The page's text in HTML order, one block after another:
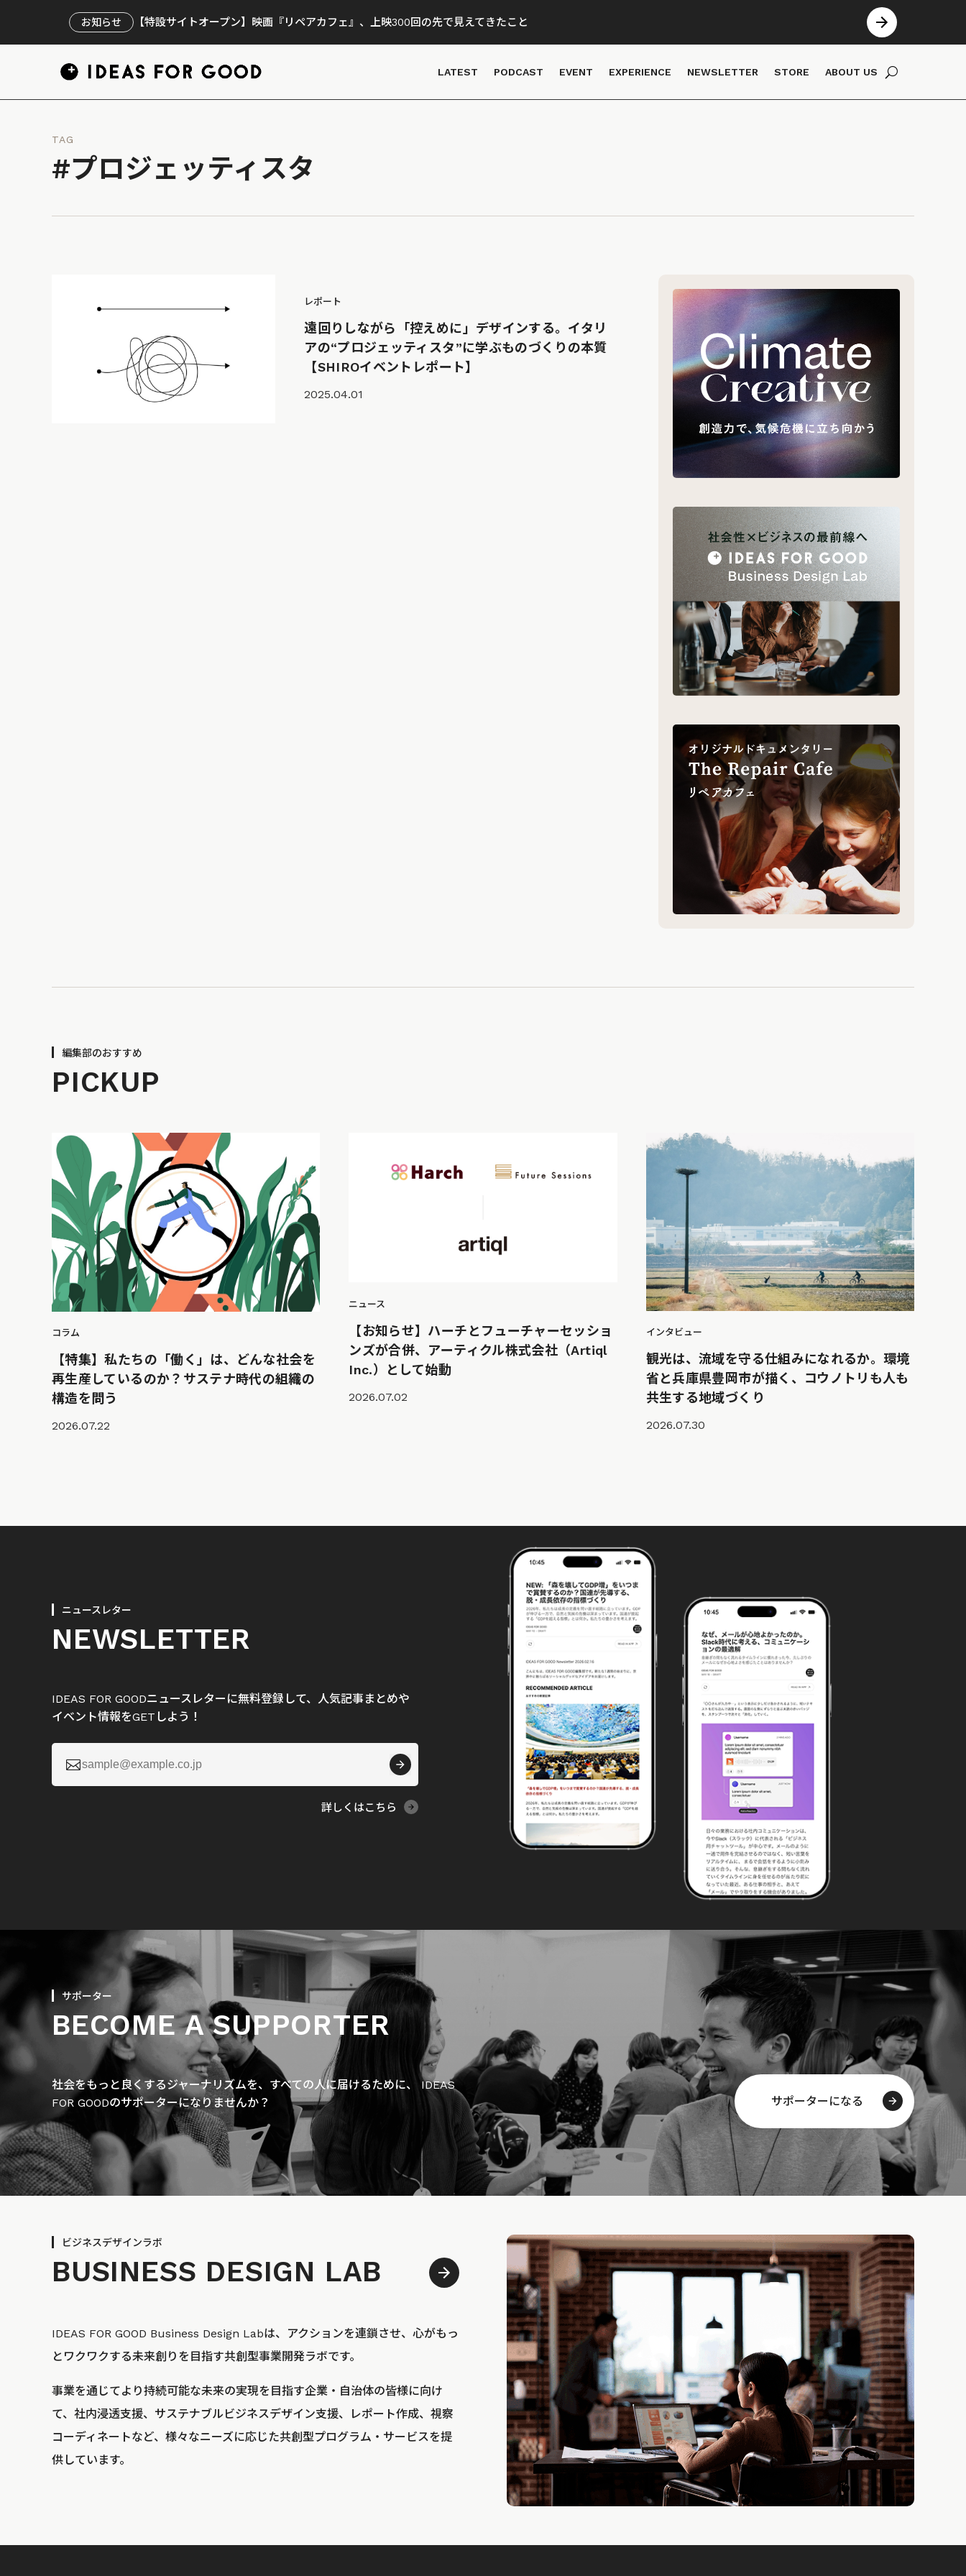
お知らせ 【特設サイトオープン】映画『リペアカフェ』、上映300回の先で見えてきたこと
LATEST PODCAST EVENT EXPERIENCE NEWSLETTER STORE ABOUT US
TAG
#プロジェッティスタ
レポート
遠回りしながら「控えめに」デザインする。イタリ
アの“プロジェッティスタ”に学ぶものづくりの本質
【SHIROイベントレポート】
2025.04.01
編集部のおすすめ
PICKUP
コラム
【特集】私たちの「働く」は、どんな社会を
再生産しているのか？サステナ時代の組織の
構造を問う
2026.07.22
ニュース
【お知らせ】ハーチとフューチャーセッショ
ンズが合併、アーティクル株式会社（Artiql
Inc.）として始動
2026.07.02
インタビュー
観光は、流域を守る仕組みになれるか。環境
省と兵庫県豊岡市が描く、コウノトリも人も
共生する地域づくり
2026.07.30
ニュースレター
NEWSLETTER
IDEAS FOR GOODニュースレターに無料登録して、人気記事まとめや
イベント情報をGETしよう！

詳しくはこちら
サポーター
BECOME A SUPPORTER
社会をもっと良くするジャーナリズムを、すべての人に届けるために、 IDEAS
FOR GOODのサポーターになりませんか？
サポーターになる
ビジネスデザインラボ
BUSINESS DESIGN LAB
IDEAS FOR GOOD Business Design Labは、アクションを連鎖させ、心がもっ
とワクワクする未来創りを目指す共創型事業開発ラボです。
事業を通じてより持続可能な未来の実現を目指す企業・自治体の皆様に向け
て、社内浸透支援、サステナブルビジネスデザイン支援、レポート作成、視察
コーディネートなど、様々なニーズに応じた共創型プログラム・サービスを提
供しています。